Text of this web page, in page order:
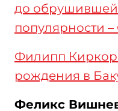
до
популярности
Филипп
рождения в
Феликс